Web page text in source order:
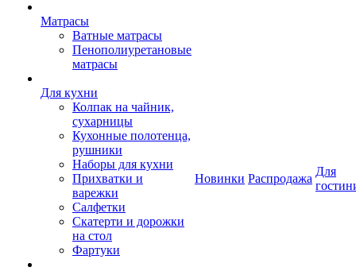
Матрасы
Ватные матрасы
Пенополиуретановые
матрасы
Для кухни
Колпак на чайник,
сухарницы
Кухонные полотенца,
рушники
Наборы для кухни
Прихватки и
варежки
Салфетки
Скатерти и дорожки
на стол
Фартуки
Новинки Распродажа
Для